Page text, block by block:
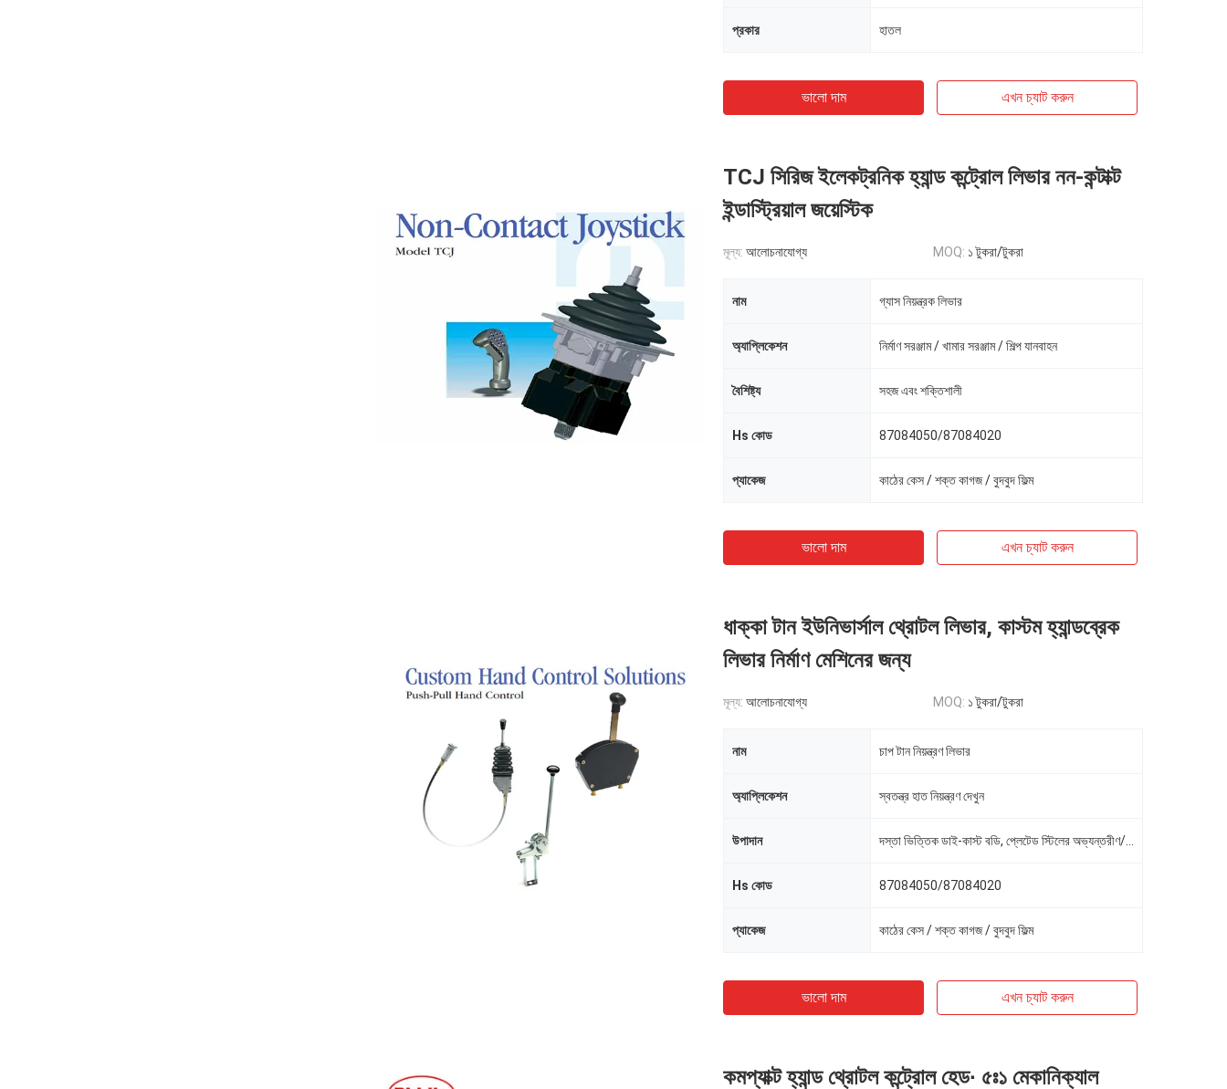
প্রকার হাতল
ভালো দাম এখন চ্যাট করুন
TCJ সিরিজ ইলেকট্রনিক হ্যান্ড কন্ট্রোল লিভার নন-কন্টাক্ট
ইন্ডাস্ট্রিয়াল জয়েস্টিক
মূল্য: আলোচনাযোগ্য MOQ: ১ টুকরা/টুকরা
নাম গ্যাস নিয়ন্ত্রক লিভার
অ্যাপ্লিকেশন নির্মাণ সরঞ্জাম / খামার সরঞ্জাম / শিল্প যানবাহন
বৈশিষ্ট্য সহজ এবং শক্তিশালী
Hs কোড 87084050/87084020
প্যাকেজ কাঠের কেস / শক্ত কাগজ / বুদবুদ ফিল্ম
ভালো দাম এখন চ্যাট করুন
ধাক্কা টান ইউনিভার্সাল থ্রোটল লিভার, কাস্টম হ্যান্ডব্রেক
লিভার নির্মাণ মেশিনের জন্য
মূল্য: আলোচনাযোগ্য MOQ: ১ টুকরা/টুকরা
নাম চাপ টান নিয়ন্ত্রণ লিভার
অ্যাপ্লিকেশন স্বতন্ত্র হাত নিয়ন্ত্রণ দেখুন
উপাদান
Hs কোড 87084050/87084020
প্যাকেজ কাঠের কেস / শক্ত কাগজ / বুদবুদ ফিল্ম
ভালো দাম এখন চ্যাট করুন
কমপ্যাক্ট হ্যান্ড থ্রোটল কন্ট্রোল হেড∙ ৫ঃ১ মেকানিক্যাল